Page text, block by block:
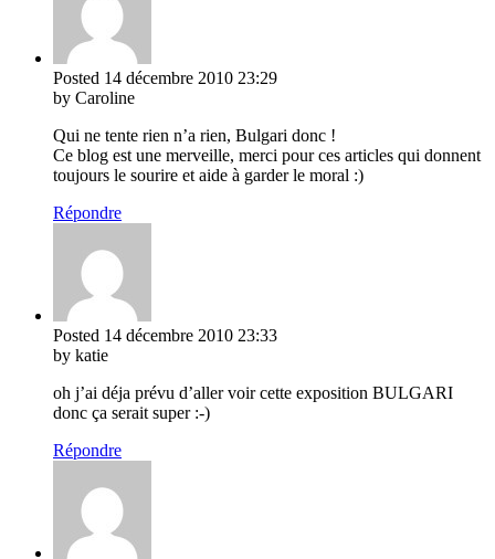
Posted 14 décembre 2010 23:29
by Caroline
Qui ne tente rien n’a rien, Bulgari donc !
Ce blog est une merveille, merci pour ces articles qui donnent
toujours le sourire et aide à garder le moral :)
Répondre
Posted 14 décembre 2010 23:33
by katie
oh j’ai déja prévu d’aller voir cette exposition BULGARI
donc ça serait super :-)
Répondre